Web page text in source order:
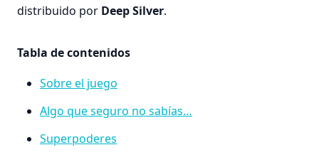
distribuido por Deep Silver.
Tabla de contenidos
Sobre el juego
Algo que seguro no sabías…
Superpoderes